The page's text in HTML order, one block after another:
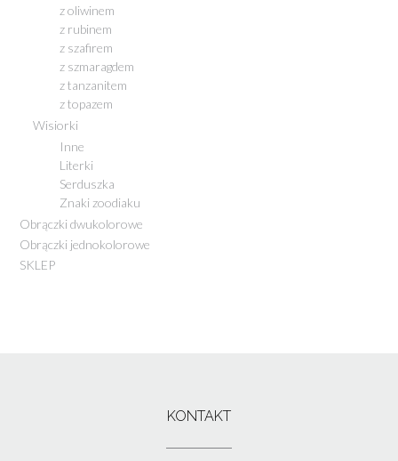
z oliwinem
z rubinem
z szafirem
z szmaragdem
z tanzanitem
z topazem
Wisiorki
Inne
Literki
Serduszka
Znaki zoodiaku
Obrączki dwukolorowe
Obrączki jednokolorowe
SKLEP
KONTAKT